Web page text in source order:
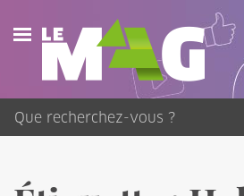
Actualités
Agenda